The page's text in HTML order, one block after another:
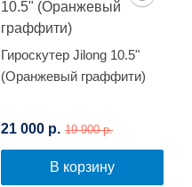
Гироскутер Jilong 10.5"
(Оранжевый граффити)
21 000 р. 19 900 р.
В корзину